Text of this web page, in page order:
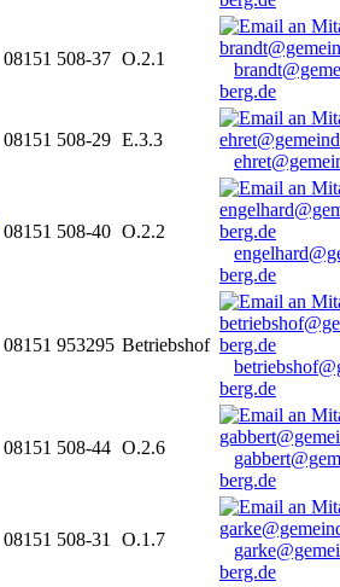
08151 508-37 O.2.1
berg.de
08151 508-29 E.3.3
08151 508-40 O.2.2
berg.de
08151 953295 Betriebshof
berg.de
08151 508-44 O.2.6
berg.de
08151 508-31 O.1.7
berg.de